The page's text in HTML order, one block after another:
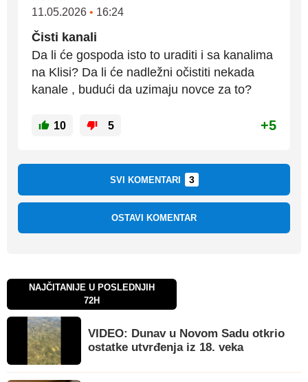
11.05.2026 • 16:24
Čisti kanali
Da li će gospoda isto to uraditi i sa kanalima
na Klisi? Da li će nadležni očistiti nekada
kanale , budući da uzimaju novce za to?
10 5 +5
SVI KOMENTARI 3
OSTAVI KOMENTAR
NAJČITANIJE U POSLEDNJIH
72H
VIDEO: Dunav u Novom Sadu otkrio
ostatke utvrđenja iz 18. veka